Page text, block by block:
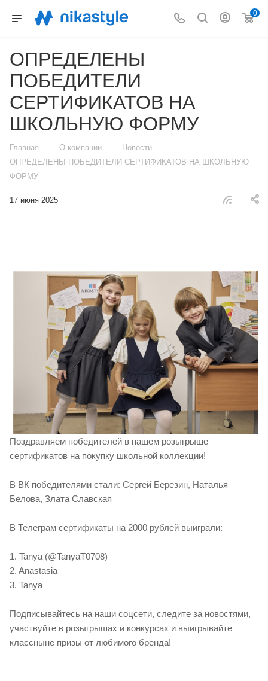
0
ОПРЕДЕЛЕНЫ
ПОБЕДИТЕЛИ
СЕРТИФИКАТОВ НА
ШКОЛЬНУЮ ФОРМУ
Главная — О компании — Новости —
ОПРЕДЕЛЕНЫ ПОБЕДИТЕЛИ СЕРТИФИКАТОВ НА ШКОЛЬНУЮ
ФОРМУ
17 июня 2025
Поздравляем победителей в нашем розыгрыше
сертификатов на покупку школьной коллекции!
В ВК победителями стали: Сергей Березин, Наталья
Белова, Злата Славская
В Телеграм сертификаты на 2000 рублей выиграли:
1. Tanya (@TanyaT0708)
2. Anastasia
3. Tanya
Подписывайтесь на наши соцсети, следите за новостями,
участвуйте в розыгрышах и конкурсах и выигрывайте
классныне призы от любимого бренда!